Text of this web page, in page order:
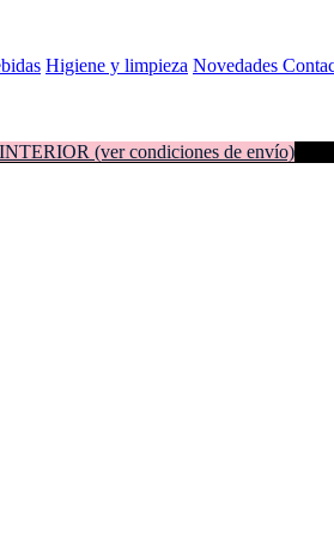
Higiene y limpieza Novedades
(ver condiciones de envío)